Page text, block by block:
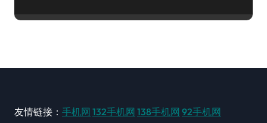
友情链接： 手机网 132手机网 138手机网 92手机网